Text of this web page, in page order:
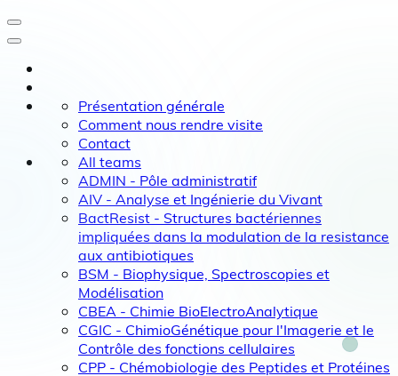
Présentation générale
Comment nous rendre visite
Contact
All teams
ADMIN - Pôle administratif
AIV - Analyse et Ingénierie du Vivant
BactResist - Structures bactériennes
impliquées dans la modulation de la resistance
aux antibiotiques
BSM - Biophysique, Spectroscopies et
Modélisation
CBEA - Chimie BioElectroAnalytique
CGIC - ChimioGénétique pour l'Imagerie et le
Contrôle des fonctions cellulaires
CPP - Chémobiologie des Peptides et Protéines